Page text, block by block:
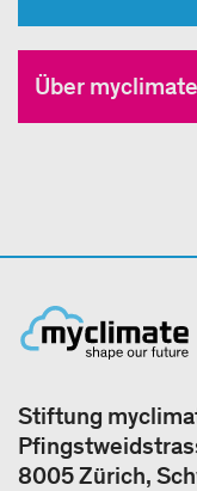
Über myclimate
Stiftung
8005 Zürich,